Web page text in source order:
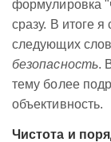
формулировка
сразу. В итоге
следующих
безопасность.
тему более
объективность.
Чистота и